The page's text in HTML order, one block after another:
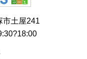
市土屋241